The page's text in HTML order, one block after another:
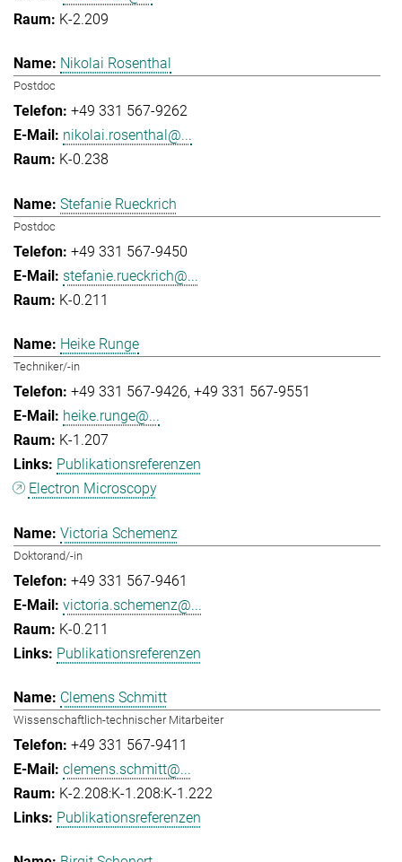
K-2.209
Nikolai Rosenthal
Postdoc
+49 331 567-9262
nikolai.rosenthal@...
K-0.238
Stefanie Rueckrich
Postdoc
+49 331 567-9450
stefanie.rueckrich@...
K-0.211
Heike Runge
Techniker/-in
+49 331 567-9426 +49 331 567-9551
heike.runge@...
K-1.207
Publikationsreferenzen
Electron Microscopy
Victoria Schemenz
Doktorand/-in
+49 331 567-9461
victoria.schemenz@...
K-0.211
Publikationsreferenzen
Clemens Schmitt
Wissenschaftlich-technischer Mitarbeiter
+49 331 567-9411
clemens.schmitt@...
K-2.208:K-1.208:K-1.222
Publikationsreferenzen